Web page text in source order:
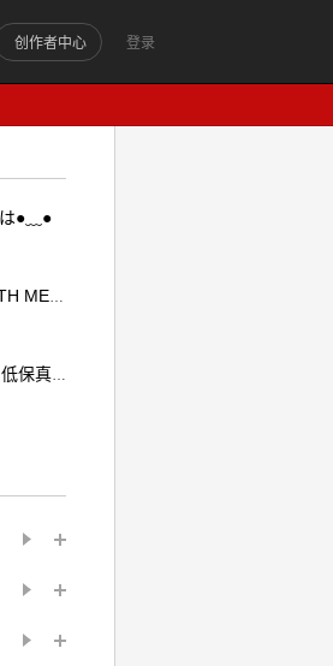
登录
创作者中心